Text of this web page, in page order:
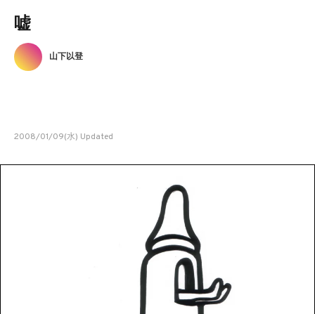
嘘
山下以登
2008/01/09(水) Updated